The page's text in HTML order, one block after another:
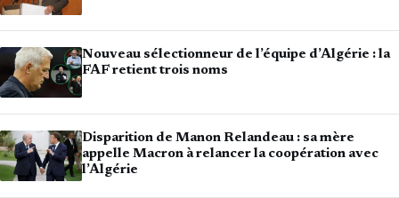
Nouveau sélectionneur de l’équipe d’Algérie : la
FAF retient trois noms
Disparition de Manon Relandeau : sa mère
appelle Macron à relancer la coopération avec
l’Algérie